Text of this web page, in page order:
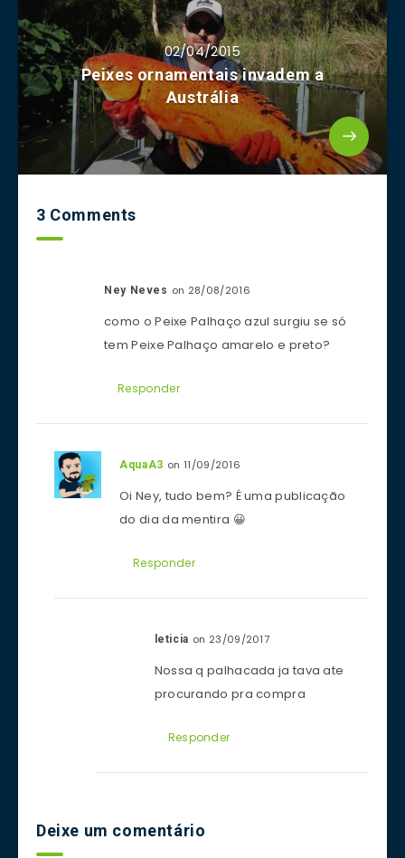
02/04/2015
Peixes ornamentais invadem a
Austrália
3 Comments
Ney Neves on 28/08/2016
como o Peixe Palhaço azul surgiu se só
tem Peixe Palhaço amarelo e preto?
Responder
AquaA3 on 11/09/2016
Oi Ney, tudo bem? É uma publicação
do dia da mentira 😀
Responder
leticia on 23/09/2017
Nossa q palhacada ja tava ate
procurando pra compra
Responder
Deixe um comentário